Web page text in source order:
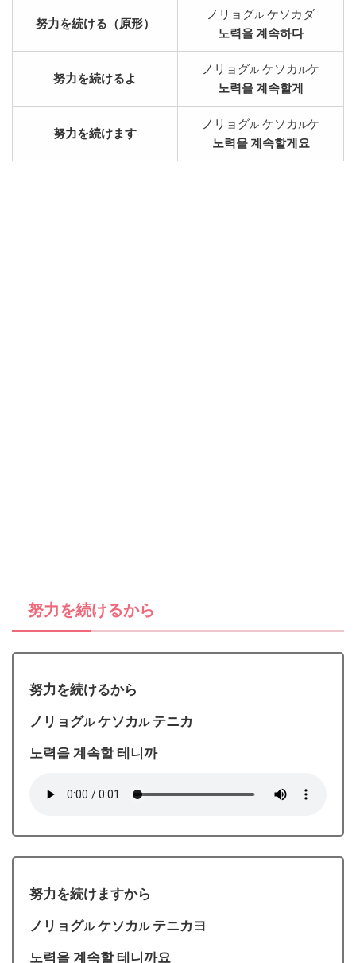
努力を続ける（原形）
ノリョグル ケソカダ
노력을 계속하다
努力を続けるよ
ノリョグル ケソカ ルケ
노력을 계속할게
努力を続けます
ノリョグル ケソカ ルケ
노력을 계속할게요
努力を続けるから
努力を続けるから
ノリョグルケソカルテニカ
노력을 계속할 테니까
努力を続けますから
ノリョグルケソカルテニカヨ
노력을 계속할 테니까요